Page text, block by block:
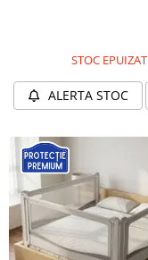
STOC EPUIZAT
ALERTA STOC